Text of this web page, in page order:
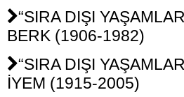
“SIRA DIŞI
BERK (1906-1982)
“SIRA DIŞI
İYEM (1915-2005)